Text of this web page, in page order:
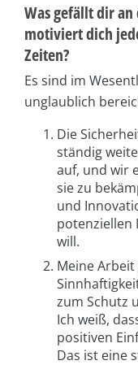
Was gefällt dir an
motiviert dich
Zeiten?
Es sind im
unglaublich
Die
ständig
auf, und wir
sie zu
und
potenziellen
will.
Meine
zum Schutz
Ich weiß,
positiven
Das ist eine